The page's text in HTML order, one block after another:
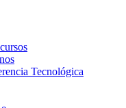
Tecnológica